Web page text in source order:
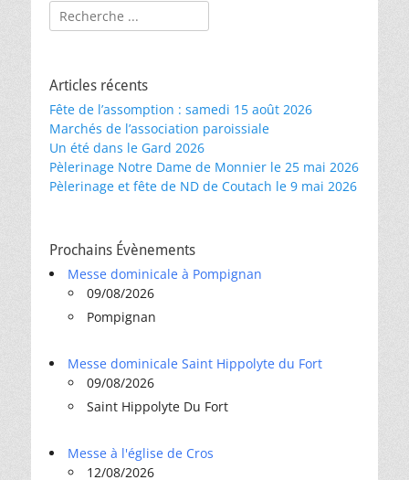
Rechercher :
Articles récents
Fête de l’assomption : samedi 15 août 2026
Marchés de l’association paroissiale
Un été dans le Gard 2026
Pèlerinage Notre Dame de Monnier le 25 mai 2026
Pèlerinage et fête de ND de Coutach le 9 mai 2026
Prochains Évènements
Messe dominicale à Pompignan
09/08/2026
Pompignan
Messe dominicale Saint Hippolyte du Fort
09/08/2026
Saint Hippolyte Du Fort
Messe à l'église de Cros
12/08/2026